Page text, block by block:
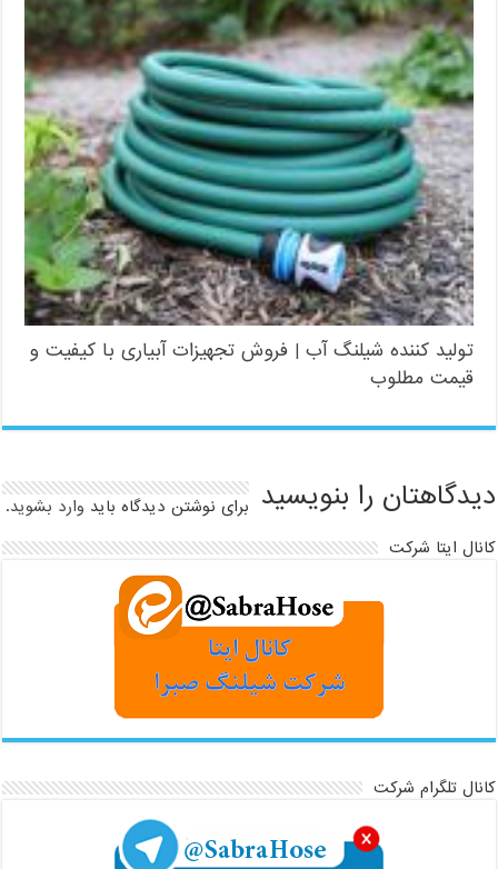
تولید کننده شیلنگ آب | فروش تجهیزات آبیاری با کیفیت و
قیمت مطلوب
دیدگاهتان را بنویسید برای نوشتن دیدگاه باید وارد بشوید.
کانال ایتا شرکت
کانال تلگرام شرکت